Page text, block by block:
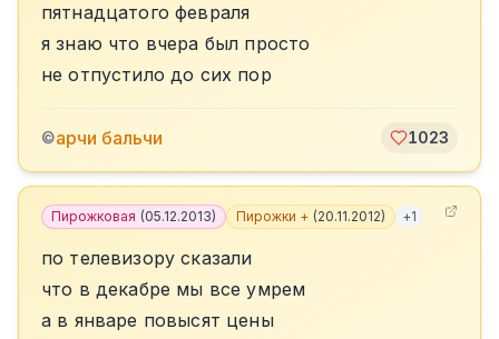
пятнадцатого февраля
я знаю что вчера был просто
не отпустило до сих пор
©арчи бальчи 1023
Пирожковая (05.12.2013) Пирожки + (20.11.2012) +1
по телевизору сказали
что в декабре мы все умрем
а в январе повысят цены